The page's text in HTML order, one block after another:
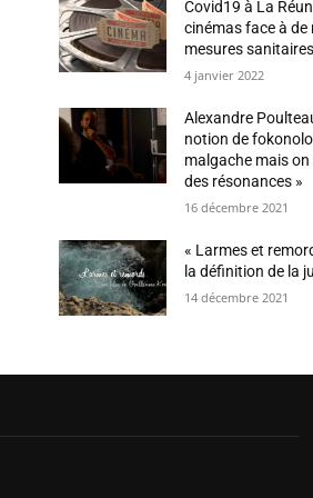
Covid19 à La
cinémas face à de
mesures sanitaires
4 janvier 2022
Alexandre
notion de
malgache mais
des résonances »
16 décembre 2021
« Larmes et
la définition de la
14 décembre 2021